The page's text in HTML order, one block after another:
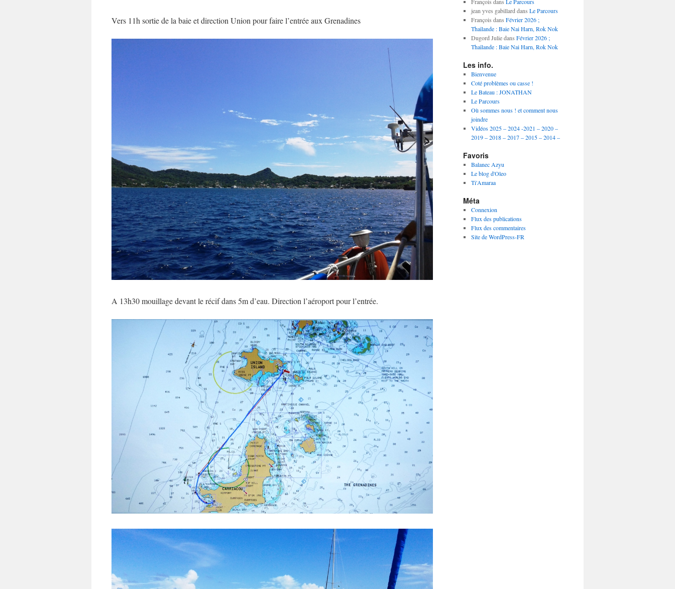
Vers 11h sortie de la baie et direction Union pour faire l’entrée aux Grenadines
A 13h30 mouillage devant le récif dans 5m d’eau. Direction l’aéroport pour l’entrée.
jean yves gabillard dans Le Parcours
François dans Février 2026 ;
Thaïlande : Baie Nai Harn, Rok Nok
Dugord Juliedans Février 2026 ;
Thaïlande : Baie Nai Harn, Rok Nok
Les info.
Bienvenue
Coté problèmes ou casse !
Le Bateau : JONATHAN
Le Parcours
Où sommes nous ! et comment nous
joindre
Vidéos 2025 – 2024 -2021 – 2020 –
2019 – 2018 – 2017 – 2015 – 2014 –
Favoris
Balanec Azyu
Le blog d'Oleo
Ti'Amaraa
Méta
Connexion
Flux des publications
Flux des commentaires
Site de WordPress-FR